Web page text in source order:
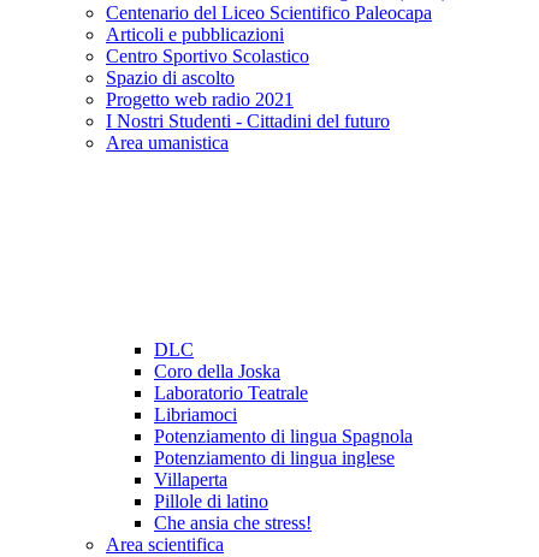
Centenario del Liceo Scientifico Paleocapa
Articoli e pubblicazioni
Centro Sportivo Scolastico
Spazio di ascolto
Progetto web radio 2021
I Nostri Studenti - Cittadini del futuro
Area umanistica
DLC
Coro della Joska
Laboratorio Teatrale
Libriamoci
Potenziamento di lingua Spagnola
Potenziamento di lingua inglese
Villaperta
Pillole di latino
Che ansia che stress!
Area scientifica